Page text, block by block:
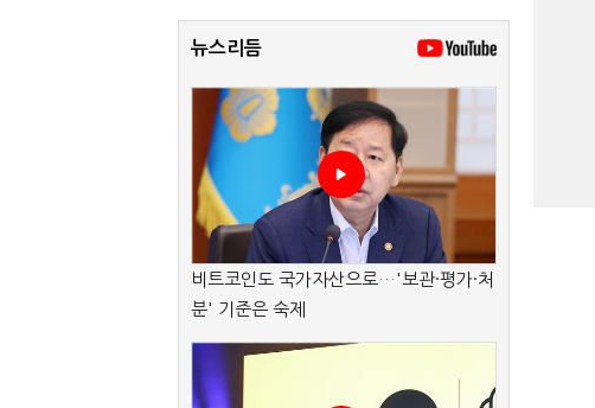
뉴스리듬
비트코인도 국가자산으로…'보관·평가·처
분' 기준은 숙제